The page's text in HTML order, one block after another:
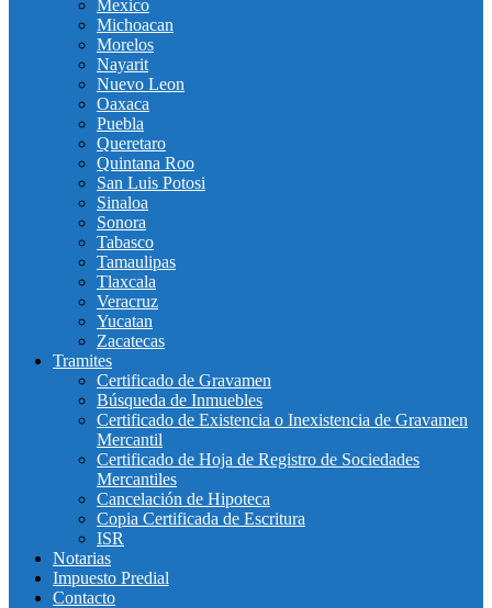
Mexico
Michoacan
Morelos
Nayarit
Nuevo Leon
Oaxaca
Puebla
Queretaro
Quintana Roo
San Luis Potosi
Sinaloa
Sonora
Tabasco
Tamaulipas
Tlaxcala
Veracruz
Yucatan
Zacatecas
Tramites
Certificado de Gravamen
Búsqueda de Inmuebles
Certificado de Existencia o Inexistencia de Gravamen
Mercantil
Certificado de Hoja de Registro de Sociedades
Mercantiles
Cancelación de Hipoteca
Copia Certificada de Escritura
ISR
Notarias
Impuesto Predial
Contacto